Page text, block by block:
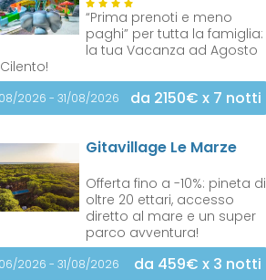
“Prima prenoti e meno
paghi” per tutta la famiglia:
la tua Vacanza ad Agosto
2026 - 31/08/2026 da 2150€ x 7 notti
Gitavillage Le Marze
Offerta fino a -10%: pineta di
oltre 20 ettari, accesso
diretto al mare e un super
parco avventura!
2026 - 31/08/2026 da 459€ x 3 notti